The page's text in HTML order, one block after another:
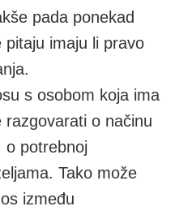
pada ponekad
pitaju imaju li pravo
s osobom koja ima
razgovarati o načinu
o potrebnoj
Tako može
između